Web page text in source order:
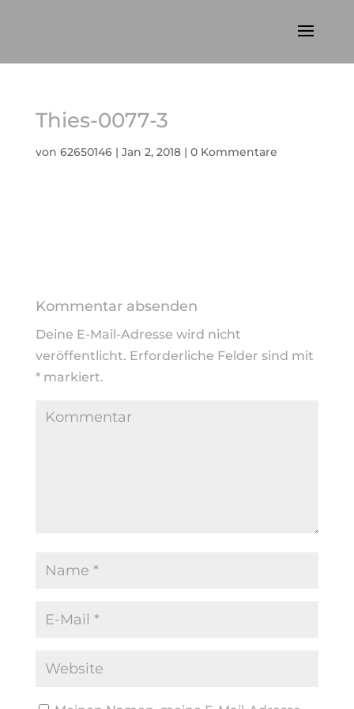
Thies-0077-3
von 62650146| Jan 2, 2018| 0 Kommentare
Kommentar absenden
Deine E-Mail-Adresse wird nicht
veröffentlicht. Erforderliche Felder sind mit
*markiert.